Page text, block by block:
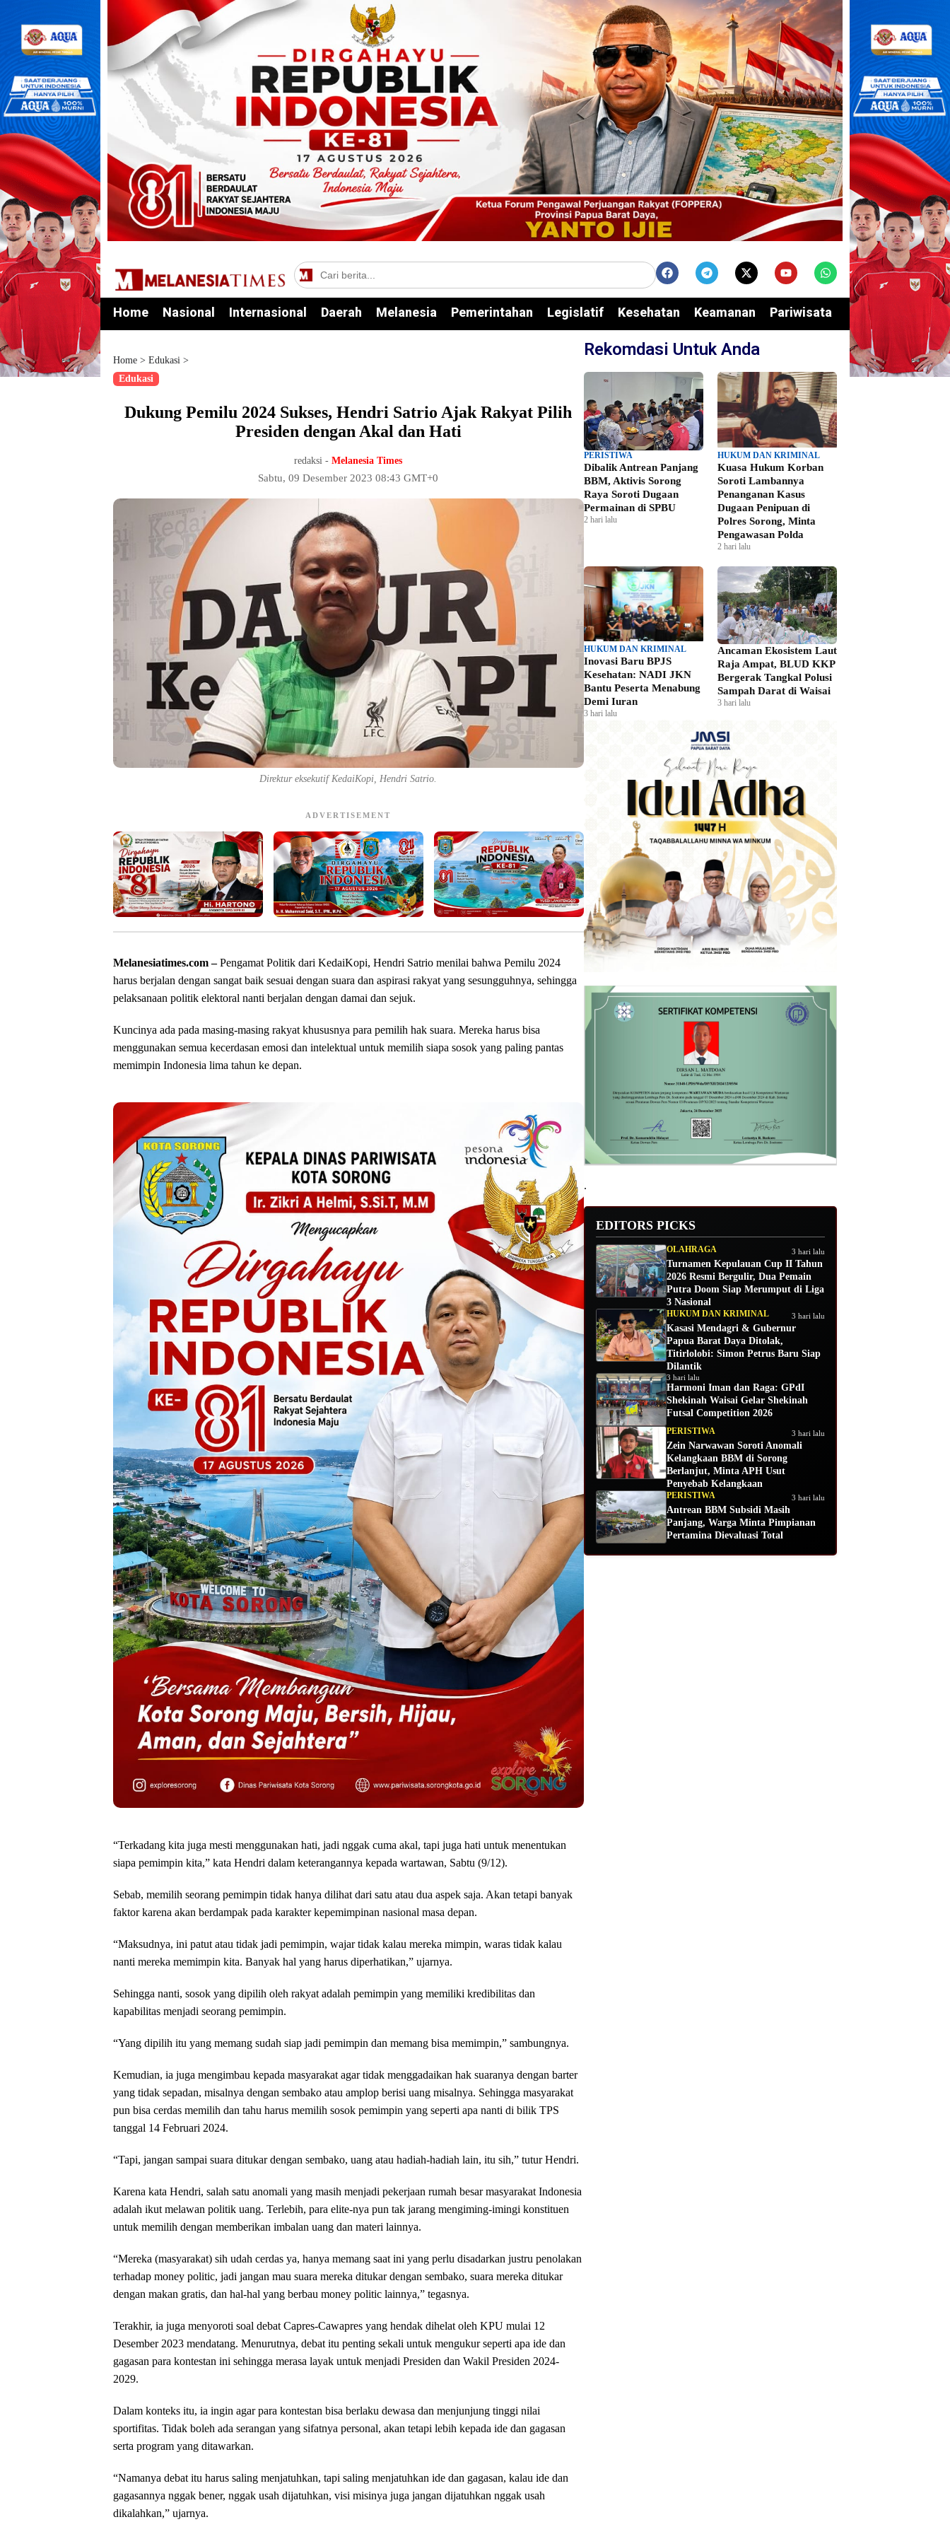
Home Nasional Internasional Daerah Melanesia Pemerintahan Legislatif Kesehatan Keamanan Pariwisata Edukasi
Home > Edukasi >
Edukasi
Dukung Pemilu 2024 Sukses, Hendri Satrio Ajak Rakyat Pilih
Presiden dengan Akal dan Hati
redaksi -Melanesia Times
Sabtu, 09 Desember 2023 08:43 GMT+0
Direktur eksekutif KedaiKopi, Hendri Satrio.
ADVERTISEMENT
Melanesiatimes.com –Pengamat Politik dari KedaiKopi, Hendri Satrio menilai bahwa Pemilu 2024
harus berjalan dengan sangat baik sesuai dengan suara dan aspirasi rakyat yang sesungguhnya, sehingga
pelaksanaan politik elektoral nanti berjalan dengan damai dan sejuk.
Kuncinya ada pada masing-masing rakyat khususnya para pemilih hak suara. Mereka harus bisa
menggunakan semua kecerdasan emosi dan intelektual untuk memilih siapa sosok yang paling pantas
memimpin Indonesia lima tahun ke depan.
“Terkadang kita juga mesti menggunakan hati, jadi nggak cuma akal, tapi juga hati untuk menentukan
siapa pemimpin kita,” kata Hendri dalam keterangannya kepada wartawan, Sabtu (9/12).
Sebab, memilih seorang pemimpin tidak hanya dilihat dari satu atau dua aspek saja. Akan tetapi banyak
faktor karena akan berdampak pada karakter kepemimpinan nasional masa depan.
“Maksudnya, ini patut atau tidak jadi pemimpin, wajar tidak kalau mereka mimpin, waras tidak kalau
nanti mereka memimpin kita. Banyak hal yang harus diperhatikan,” ujarnya.
Sehingga nanti, sosok yang dipilih oleh rakyat adalah pemimpin yang memiliki kredibilitas dan
kapabilitas menjadi seorang pemimpin.
“Yang dipilih itu yang memang sudah siap jadi pemimpin dan memang bisa memimpin,” sambungnya.
Kemudian, ia juga mengimbau kepada masyarakat agar tidak menggadaikan hak suaranya dengan barter
yang tidak sepadan, misalnya dengan sembako atau amplop berisi uang misalnya. Sehingga masyarakat
pun bisa cerdas memilih dan tahu harus memilih sosok pemimpin yang seperti apa nanti di bilik TPS
tanggal 14 Februari 2024.
“Tapi, jangan sampai suara ditukar dengan sembako, uang atau hadiah-hadiah lain, itu sih,” tutur Hendri.
Karena kata Hendri, salah satu anomali yang masih menjadi pekerjaan rumah besar masyarakat Indonesia
adalah ikut melawan politik uang. Terlebih, para elite-nya pun tak jarang mengiming-imingi konstituen
untuk memilih dengan memberikan imbalan uang dan materi lainnya.
“Mereka (masyarakat) sih udah cerdas ya, hanya memang saat ini yang perlu disadarkan justru penolakan
terhadap money politic, jadi jangan mau suara mereka ditukar dengan sembako, suara mereka ditukar
dengan makan gratis, dan hal-hal yang berbau money politic lainnya,” tegasnya.
Terakhir, ia juga menyoroti soal debat Capres-Cawapres yang hendak dihelat oleh KPU mulai 12
Desember 2023 mendatang. Menurutnya, debat itu penting sekali untuk mengukur seperti apa ide dan
gagasan para kontestan ini sehingga merasa layak untuk menjadi Presiden dan Wakil Presiden 2024-
2029.
Dalam konteks itu, ia ingin agar para kontestan bisa berlaku dewasa dan menjunjung tinggi nilai
sportifitas. Tidak boleh ada serangan yang sifatnya personal, akan tetapi lebih kepada ide dan gagasan
serta program yang ditawarkan.
“Namanya debat itu harus saling menjatuhkan, tapi saling menjatuhkan ide dan gagasan, kalau ide dan
gagasannya nggak bener, nggak usah dijatuhkan, visi misinya juga jangan dijatuhkan nggak usah
dikalahkan,” ujarnya.
Rekomdasi Untuk Anda
PERISTIWA
Dibalik Antrean Panjang
BBM, Aktivis Sorong
Raya Soroti Dugaan
Permainan di SPBU
2 hari lalu
HUKUM DAN KRIMINAL
Kuasa Hukum Korban
Soroti Lambannya
Penanganan Kasus
Dugaan Penipuan di
Polres Sorong, Minta
Pengawasan Polda
2 hari lalu
HUKUM DAN KRIMINAL
Inovasi Baru BPJS
Kesehatan: NADI JKN
Bantu Peserta Menabung
Demi Iuran
3 hari lalu
Ancaman Ekosistem Laut
Raja Ampat, BLUD KKP
Bergerak Tangkal Polusi
Sampah Darat di Waisai
3 hari lalu
.
EDITORS PICKS
OLAHRAGA 3 hari lalu
Turnamen Kepulauan Cup II Tahun
2026 Resmi Bergulir, Dua Pemain
Putra Doom Siap Merumput di Liga
3 Nasional
HUKUM DAN KRIMINAL 3 hari lalu
Kasasi Mendagri & Gubernur
Papua Barat Daya Ditolak,
Titirlolobi: Simon Petrus Baru Siap
Dilantik
3 hari lalu
Harmoni Iman dan Raga: GPdI
Shekinah Waisai Gelar Shekinah
Futsal Competition 2026
PERISTIWA 3 hari lalu
Zein Narwawan Soroti Anomali
Kelangkaan BBM di Sorong
Berlanjut, Minta APH Usut
Penyebab Kelangkaan
PERISTIWA 3 hari lalu
Antrean BBM Subsidi Masih
Panjang, Warga Minta Pimpianan
Pertamina Dievaluasi Total